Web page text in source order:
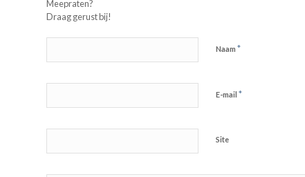
Meepraten?
Draag gerust bij!
Naam *
E-mail *
Site